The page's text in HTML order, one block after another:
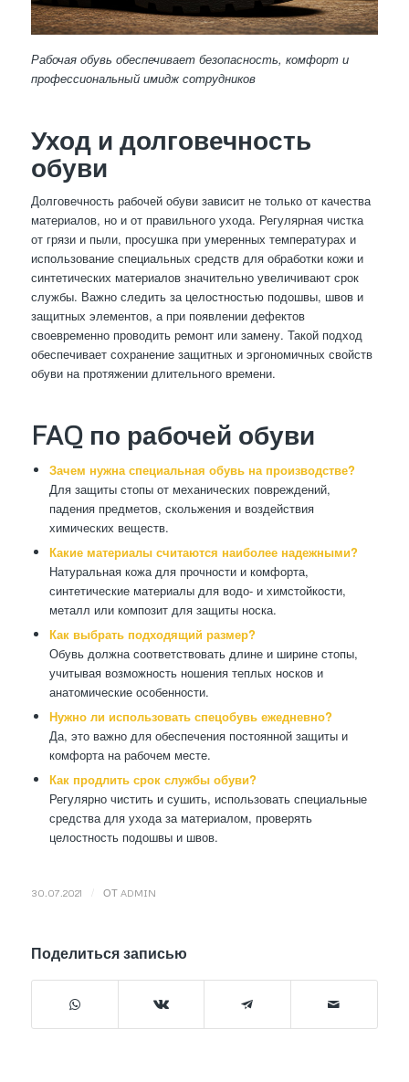
Рабочая обувь обеспечивает безопасность, комфорт и
профессиональный имидж сотрудников
Уход и долговечность
обуви
Долговечность рабочей обуви зависит не только от качества
материалов, но и от правильного ухода. Регулярная чистка
от грязи и пыли, просушка при умеренных температурах и
использование специальных средств для обработки кожи и
синтетических материалов значительно увеличивают срок
службы. Важно следить за целостностью подошвы, швов и
защитных элементов, а при появлении дефектов
своевременно проводить ремонт или замену. Такой подход
обеспечивает сохранение защитных и эргономичных свойств
обуви на протяжении длительного времени.
FAQ по рабочей обуви
Зачем нужна специальная обувь на производстве?
Для защиты стопы от механических повреждений,
падения предметов, скольжения и воздействия
химических веществ.
Какие материалы считаются наиболее надежными?
Натуральная кожа для прочности и комфорта,
синтетические материалы для водо- и химстойкости,
металл или композит для защиты носка.
Как выбрать подходящий размер?
Обувь должна соответствовать длине и ширине стопы,
учитывая возможность ношения теплых носков и
анатомические особенности.
Нужно ли использовать спецобувь ежедневно?
Да, это важно для обеспечения постоянной защиты и
комфорта на рабочем месте.
Как продлить срок службы обуви?
Регулярно чистить и сушить, использовать специальные
средства для ухода за материалом, проверять
целостность подошвы и швов.
30.07.2021 ОТ ADMIN
Поделиться записью